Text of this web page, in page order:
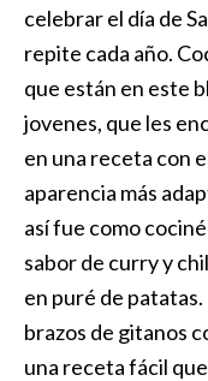
celebrar el día de
repite cada año.
que están en este
jovenes, que les
en una receta con
aparencia más
así fue como
sabor de curry y
en puré de
brazos de gitanos
una receta fácil